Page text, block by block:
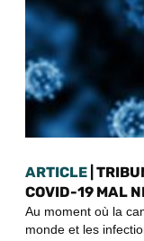
ARTICLE |
COVID-19 MAL
Au moment où la
monde et les